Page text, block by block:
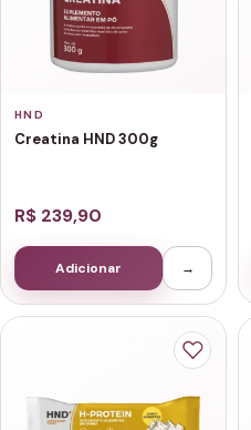
HND
Creatina HND 300g
R$ 239,90
Adicionar →